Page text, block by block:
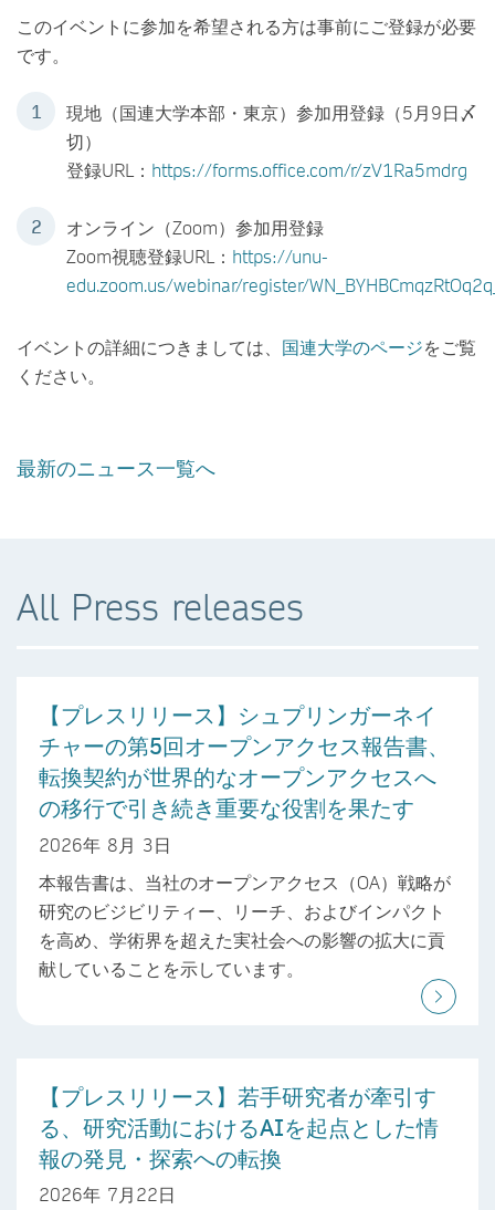
このイベントに参加を希望される方は事前にご登録が必要
です。
現地（国連大学本部・東京）参加用登録（5月9日〆
切）
登録URL： https://forms.office.com/r/zV1Ra5mdrg
オンライン（Zoom）参加用登録
Zoom視聴登録URL： https://unu-
edu.zoom.us/webinar/register/
イベントの詳細につきましては、 国連大学のページをご覧
ください。
最新のニュース一覧へ
All Press releases
【プレスリリース】シュプリンガーネイ
チャーの第5回オープンアクセス報告書、
転換契約が世界的なオープンアクセスへ
の移行で引き続き重要な役割を果たす
2026年 8月 3日
本報告書は、当社のオープンアクセス（OA）戦略が
研究のビジビリティー、リーチ、およびインパクト
を高め、学術界を超えた実社会への影響の拡大に貢
献していることを示しています。
【プレスリリース】若手研究者が牽引す
る、研究活動におけるAIを起点とした情
報の発見・探索への転換
2026年 7月22日